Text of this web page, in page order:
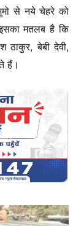
से नये चेहरे को
मतलब है कि
बेबी देवी,
हैं।